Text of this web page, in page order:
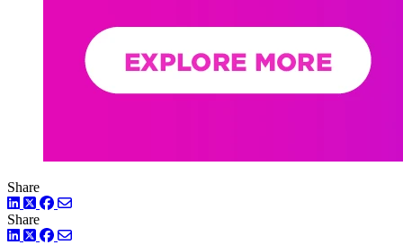
Share
LinkedIn
ツイッター
Facebook
Share
LinkedIn
ツイッター
Facebook